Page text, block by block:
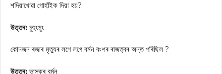
শদিয়াখোৱা গোহাঁইক দিয়া হয়?
উত্তৰ: চুহুংমুং
কোনজন ৰজাৰ মৃত্যুৰ লগে লগে বর্মন বংশৰ ৰাজত্বৰ অন্ত পৰিছিল ?
উত্তৰ: ভাস্কৰ বৰ্মন